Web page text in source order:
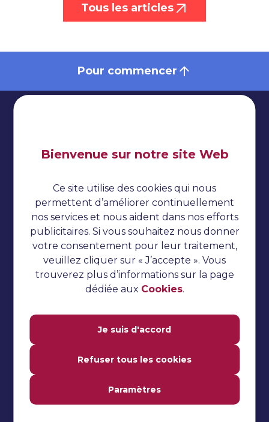
Tous les articles
Pour commencer
Impressum
Cookies
Tests automatisés
Tutoriel TestNG
Tutoriel sur le concombre
Questions d'entretien
Tutoriel Jmeter
Tests manuels
Bienvenue sur notre site Web
Ce site utilise des cookies qui nous
permettent d’améliorer continuellement
nos services et nous aident dans nos efforts
publicitaires. Si vous souhaitez nous donner
votre consentement pour leur traitement,
veuillez cliquer sur « J’accepte ». Vous
trouverez plus d’informations sur la page
dédiée aux Cookies.
Je suis d'accord
Refuser tous les cookies
Paramètres